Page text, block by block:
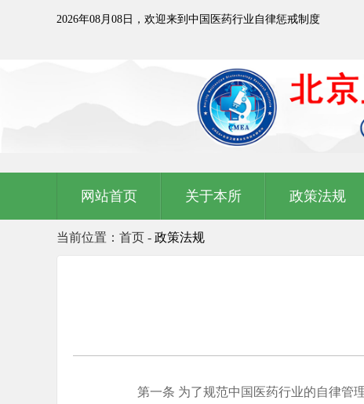
2026年08月08日，欢迎来到中国医药行业自律惩戒制度
网站首页 关于本所 政策法规
当前位置：首页 - 政策法规
第一条 为了规范中国医药行业的自律管